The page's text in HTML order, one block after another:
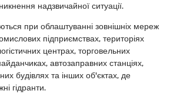
надзвичайної ситуації.
при облаштуванні зовнішніх мереж
підприємствах, територіях
центрах, торговельних
автозаправних станціях,
будівлях та інших об'єктах, де
гідранти.